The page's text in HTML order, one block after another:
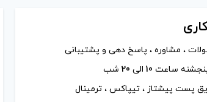
کپی
، مشاوره ، پاسخ دهی و پشتیبانی
پنجشنه ساعت 10الی 20شب
پست پیشتاز ، تیپاکس ، ترمینال